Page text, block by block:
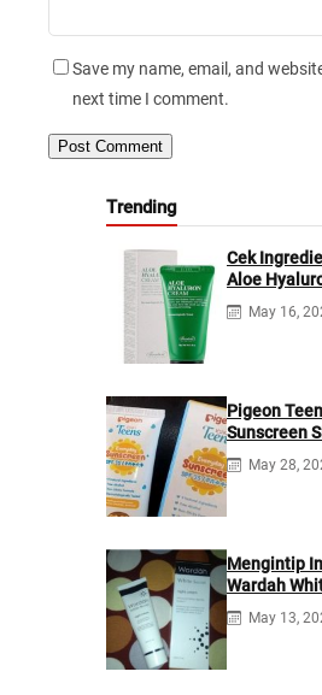
Save my name, email, and
next time I comment.
Trending
Cek
Aloe
May 16,
Pigeon
Sunscreen
Ingredients
May 28,
Mengintip
Wardah
Cream
May 13,